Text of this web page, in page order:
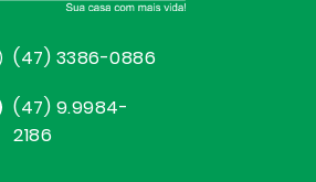
(47) 3386-0886
(47) 9.9984-
2186